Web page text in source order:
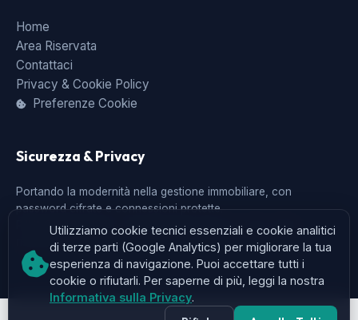
Home
Area Riservata
Contattaci
Privacy & Cookie Policy
Preferenze Cookie
Sicurezza & Privacy
Portando la modernità nella gestione immobiliare, con
password cifrate e connessioni protette.
P.IVA 01888071204 - © 2026 AnnunciCasa. Tutti i diritti
riservati.
Utilizziamo cookie tecnici essenziali e cookie analitici
di terze parti (Google Analytics) per migliorare la tua
esperienza di navigazione. Puoi accettare tutti i
cookie o rifiutarli. Per saperne di più, leggi la nostra
Informativa sulla Privacy.